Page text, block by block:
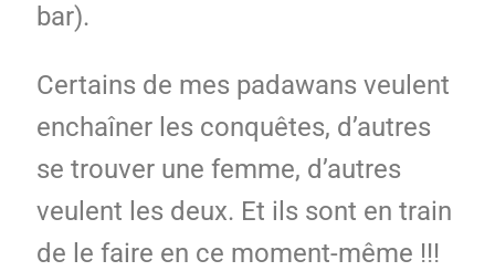
bar).
Certains de mes padawans veulent
enchaîner les conquêtes, d’autres
se trouver une femme, d’autres
veulent les deux. Et ils sont en train
de le faire en ce moment-même !!!